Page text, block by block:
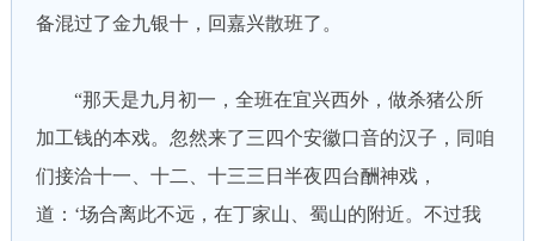
备混过了金九银十，回嘉兴散班了。
“那天是九月初一，全班在宜兴西外，做杀猪公所
加工钱的本戏。忽然来了三四个安徽口音的汉子，同咱
们接洽十一、十二、十三三日半夜四台酬神戏，
道：‘场合离此不远，在丁家山、蜀山的附近。不过我